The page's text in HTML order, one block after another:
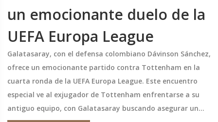
un emocionante duelo de la
UEFA Europa League
Galatasaray, con el defensa colombiano Dávinson Sánchez,
ofrece un emocionante partido contra Tottenham en la
cuarta ronda de la UEFA Europa League. Este encuentro
especial ve al exjugador de Tottenham enfrentarse a su
antiguo equipo, con Galatasaray buscando asegurar un